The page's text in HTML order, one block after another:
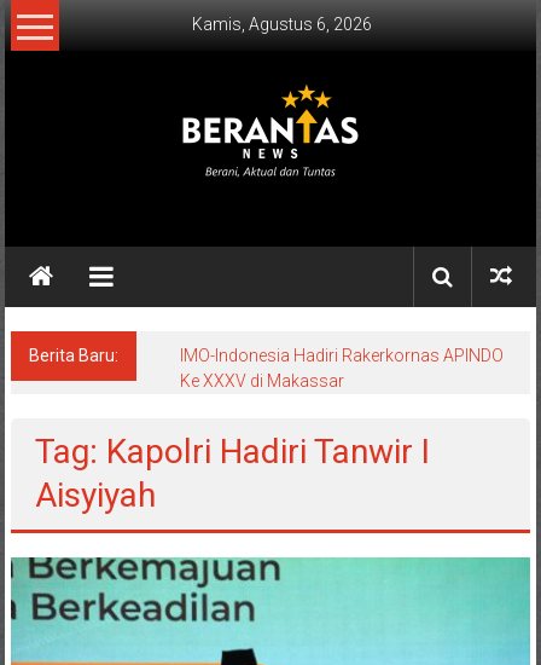
Lompat
ke
Kamis, Agustus 6, 2026
NEWS
Aktual
Tuntas.
Berita Baru:
IMO-Indonesia Hadiri Rakerkornas APINDO
Ke XXXV di Makassar
Tag: Kapolri Hadiri Tanwir I
Aisyiyah